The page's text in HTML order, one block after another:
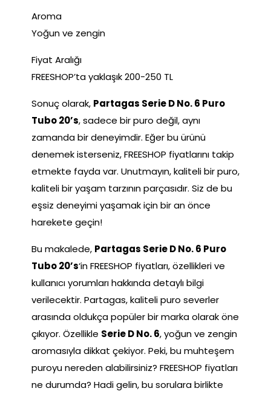
Aroma
Yoğun ve zengin
Fiyat Aralığı
FREESHOP’ta yaklaşık 200-250 TL
Sonuç olarak, Partagas Serie D No. 6 Puro
Tubo 20’s, sadece bir puro değil, aynı
zamanda bir deneyimdir. Eğer bu ürünü
denemek isterseniz, FREESHOP fiyatlarını takip
etmekte fayda var. Unutmayın, kaliteli bir puro,
kaliteli bir yaşam tarzının parçasıdır. Siz de bu
eşsiz deneyimi yaşamak için bir an önce
harekete geçin!
Bu makalede, Partagas Serie D No. 6 Puro
Tubo 20’s‘in FREESHOP fiyatları, özellikleri ve
kullanıcı yorumları hakkında detaylı bilgi
verilecektir. Partagas, kaliteli puro severler
arasında oldukça popüler bir marka olarak öne
çıkıyor. Özellikle Serie D No. 6, yoğun ve zengin
aromasıyla dikkat çekiyor. Peki, bu muhteşem
puroyu nereden alabilirsiniz? FREESHOP fiyatları
ne durumda? Hadi gelin, bu sorulara birlikte